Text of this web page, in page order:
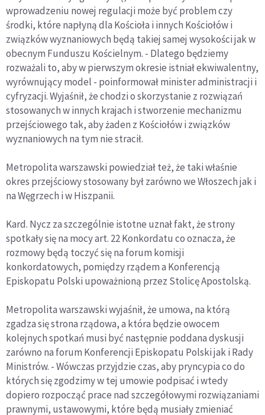
wprowadzeniu nowej regulacji może być problem czy
środki, które napłyną dla Kościoła i innych Kościołów i
związków wyznaniowych będą takiej samej wysokości jak w
obecnym Funduszu Kościelnym. - Dlatego będziemy
rozważali to, aby w pierwszym okresie istniał ekwiwalentny,
wyrównujący model - poinformował minister administracji i
cyfryzacji. Wyjaśnił, że chodzi o skorzystanie z rozwiązań
stosowanych w innych krajach i stworzenie mechanizmu
przejściowego tak, aby żaden z Kościołów i związków
wyznaniowych na tym nie stracił.
Metropolita warszawski powiedział też, że taki właśnie
okres przejściowy stosowany był zarówno we Włoszech jak i
na Węgrzech i w Hiszpanii.
Kard. Nycz za szczególnie istotne uznał fakt, że strony
spotkały się na mocy art. 22 Konkordatu co oznacza, że
rozmowy będą toczyć się na forum komisji
konkordatowych, pomiędzy rządem a Konferencją
Episkopatu Polski upoważnioną przez Stolicę Apostolską.
Metropolita warszawski wyjaśnił, że umowa, na którą
zgadza się strona rządowa, a która będzie owocem
kolejnych spotkań musi być następnie poddana dyskusji
zarówno na forum Konferencji Episkopatu Polski jak i Rady
Ministrów. - Wówczas przyjdzie czas, aby pryncypia co do
których się zgodzimy w tej umowie podpisać i wtedy
dopiero rozpocząć prace nad szczegółowymi rozwiązaniami
prawnymi, ustawowymi, które będą musiały zmieniać